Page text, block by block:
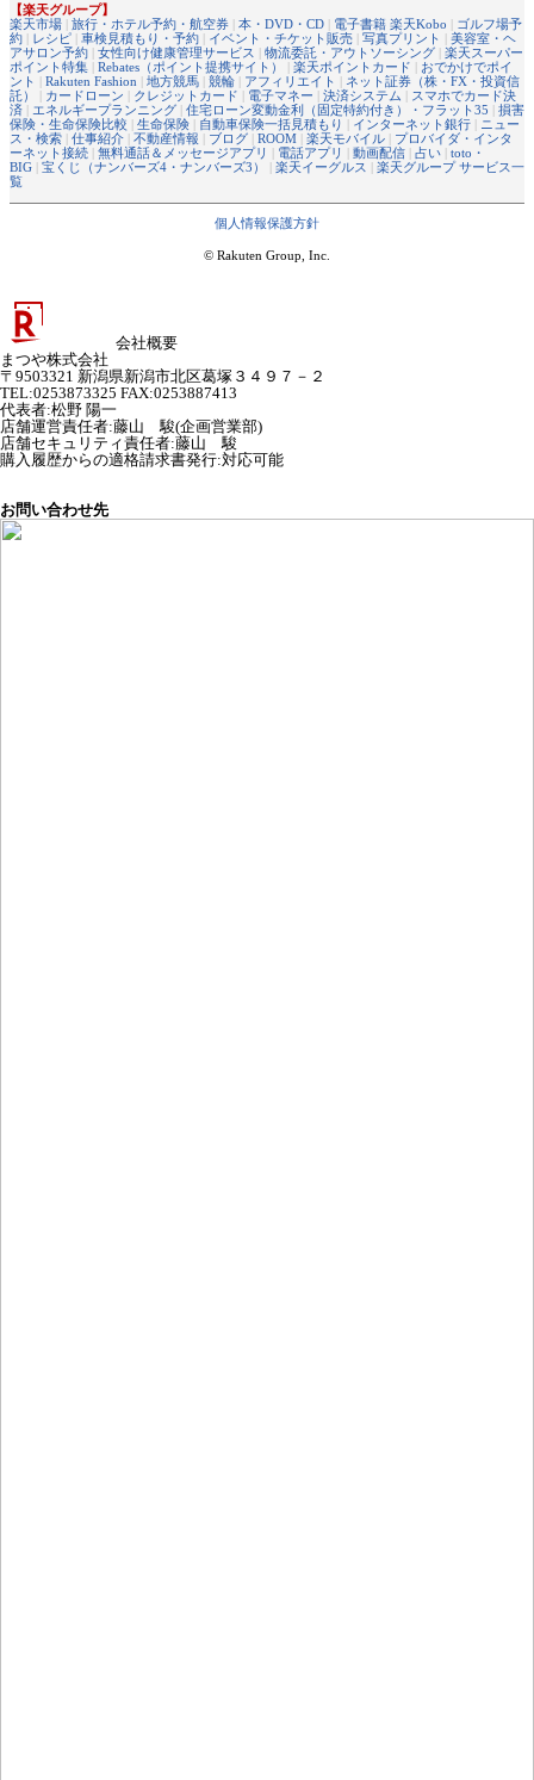
【楽天グループ】
楽天市場 | 旅行・ホテル予約・航空券 | 本・DVD・CD | 電子書籍 楽天Kobo | ゴルフ場予
約 | レシピ | 車検見積もり・予約 | イベント・チケット販売 | 写真プリント | 美容室・ヘ
アサロン予約 | 女性向け健康管理サービス | 物流委託・アウトソーシング | 楽天スーパー
ポイント特集 | Rebates（ポイント提携サイト） | 楽天ポイントカード | おでかけでポイ
ント | Rakuten Fashion | 地方競馬 | 競輪 | アフィリエイト | ネット証券（株・FX・投資信
託）
| カードローン | クレジットカード | 電子マネー | 決済システム | スマホでカード決
済 | エネルギープランニング | 住宅ローン変動金利（固定特約付き）・フラット35 | 損害
保険・生命保険比較 | 生命保険 | 自動車保険一括見積もり | インターネット銀行 | ニュー
ス・検索 | 仕事紹介 | 不動産情報 | ブログ | ROOM | 楽天モバイル | プロバイダ・インタ
ーネット接続 | 無料通話＆メッセージアプリ | 電話アプリ | 動画配信 | 占い | toto・
BIG | 宝くじ（ナンバーズ4・ナンバーズ3） | 楽天イーグルス | 楽天グループ サービス一
覧
個人情報保護方針
© Rakuten Group, Inc.
会社概要
まつや株式会社
〒9503321 新潟県新潟市北区葛塚３４９７－２
TEL:0253873325 FAX:0253887413
代表者:松野 陽一
店舗運営責任者:藤山 駿(企画営業部)
店舗セキュリティ責任者:藤山 駿
購入履歴からの適格請求書発行:対応可能
お問い合わせ先